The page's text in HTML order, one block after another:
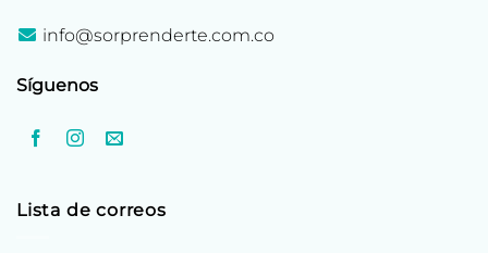
info@sorprenderte.com.co
Síguenos
Lista de correos